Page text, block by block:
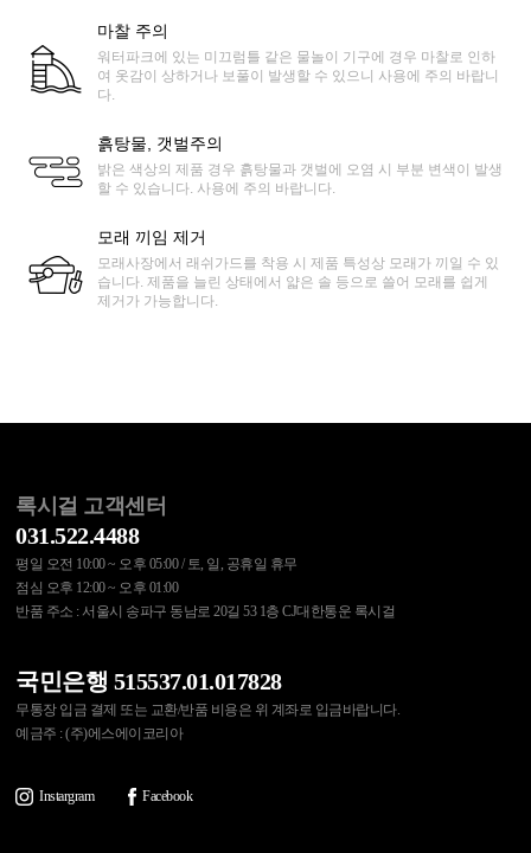
마찰 주의
워터파크에 있는 미끄럼틀 같은 물놀이 기구에 경우 마찰로 인하
여 옷감이 상하거나 보풀이 발생할 수 있으니 사용에 주의 바랍니
다.
흙탕물, 갯벌주의
밝은 색상의 제품 경우 흙탕물과 갯벌에 오염 시 부분 변색이 발생
할 수 있습니다. 사용에 주의 바랍니다.
모래 끼임 제거
모래사장에서 래쉬가드를 착용 시 제품 특성상 모래가 끼일 수 있
습니다. 제품을 늘린 상태에서 얇은 솔 등으로 쓸어 모래를 쉽게
제거가 가능합니다.
록시걸 고객센터
031.522.4488
평일 오전 10:00 ~ 오후 05:00 / 토, 일, 공휴일 휴무
점심 오후 12:00 ~ 오후 01:00
반품 주소 : 서울시 송파구 동남로 20길 53 1층 CJ대한통운 록시걸
국민은행 515537.01.017828
무통장 입금 결제 또는 교환/반품 비용은 위 계좌로 입금바랍니다.
예금주 : (주)에스에이코리아
Instargram Facebook